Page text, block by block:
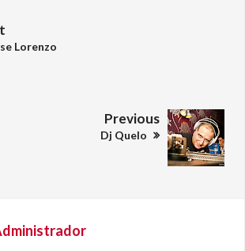
Lorenzo
Previous
Dj Quelo